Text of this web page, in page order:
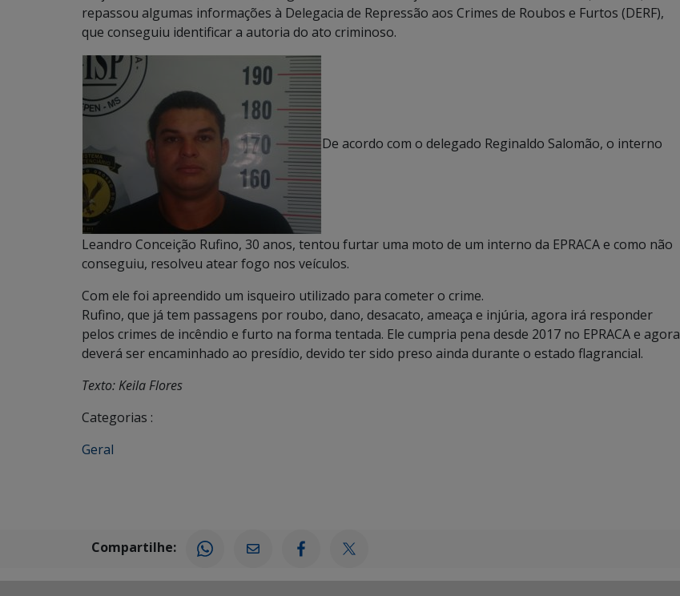
repassou algumas informações à Delegacia de Repressão aos Crimes de Roubos e Furtos (DERF),
que conseguiu identificar a autoria do ato criminoso.
De acordo com o delegado Reginaldo Salomão, o interno
Leandro Conceição Rufino, 30 anos, tentou furtar uma moto de um interno da EPRACA e como não
conseguiu, resolveu atear fogo nos veículos.
Com ele foi apreendido um isqueiro utilizado para cometer o crime.
Rufino, que já tem passagens por roubo, dano, desacato, ameaça e injúria, agora irá responder
pelos crimes de incêndio e furto na forma tentada. Ele cumpria pena desde 2017 no EPRACA e agora
deverá ser encaminhado ao presídio, devido ter sido preso ainda durante o estado flagrancial.
Texto: Keila Flores
Categorias :
Geral
Compartilhe: